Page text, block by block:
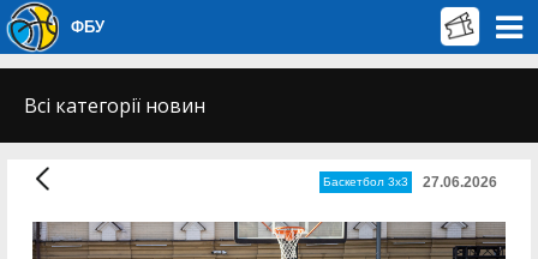
ФБУ
Всі категорії новин
Баскетбол 3х3 27.06.2026